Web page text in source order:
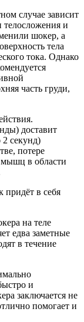
случае зависит
и
шокер, а
тела
тока. Однако
часть груди,
доставит
секунд)
потере
мышц в области
придёт в себя
на теле
едва заметные
в течение
и
заключается не
помогает и